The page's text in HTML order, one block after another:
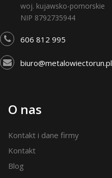
606 812 995
biuro@metalowiectorun.pl
woj. kujawsko-pomorskie
NIP 8792735944
Linki w stopce
O nas
Kontakt i dane firmy
Kontakt
Blog